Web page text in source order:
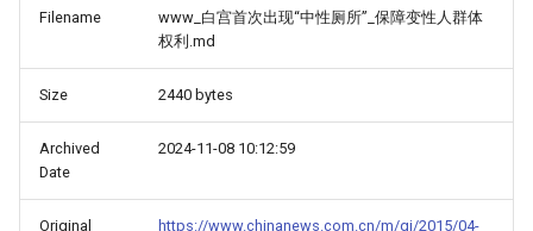
Filename
www_白宫首次出现“中性厕所”_保障变性人群体
权利.md
Size 2440 bytes
Archived
Date
2024-11-08 10:12:59
Original
https://www.chinanews.com.cn/m/gj/2015/04-